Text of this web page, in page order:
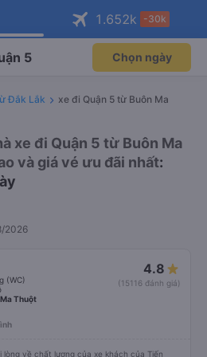
ngay!
thành viên độc
Mở app
đặt vé máy bay qua
Mở app
1.652k -30k
5 Chọn ngày
Đắk Lắk
xe đi Quận 5 từ Buôn Ma
xe đi Quận 5 từ Buôn Ma
và giá vé ưu đãi nhất:
2026
(WC)
4.8
(15116 đánh giá)
Thuột